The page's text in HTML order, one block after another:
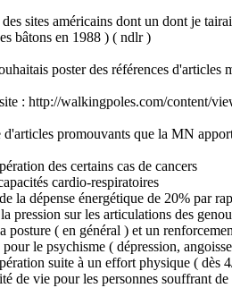
sites américains dont un dont je
bâtons en 1988 ) ( ndlr )
poster des références d'articles
: http://walkingpoles.com/content/
promouvants que la MN
des certains cas de cancers
cardio-respiratoires
la dépense énergétique de 20% par
pression sur les articulations des
posture ( en général ) et un
le psychisme ( dépression,
suite à un effort physique ( dès
de vie pour les personnes souffrant